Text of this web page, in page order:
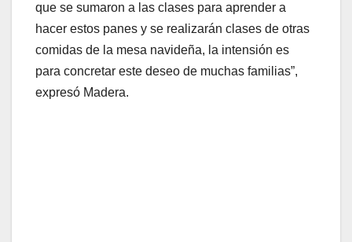
que se sumaron a las clases para aprender a
hacer estos panes y se realizarán clases de otras
comidas de la mesa navideña, la intensión es
para concretar este deseo de muchas familias”,
expresó Madera.